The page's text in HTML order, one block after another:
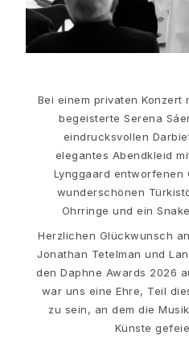
Filmfestival von Cannes edit
Sculpted Silhouettes edit
Geschenke zum
Geschenke für Ihn
Images_For Him
Kategorien
Armbänder
Anhänger
Schlüsselanhänger
Bei einem privaten
begeisterte Serena
eindrucksvollen
elegantes Abendkleid
Lynggaard entworfenen
wunderschönen
Ohrringe und ein
Herzlichen Glückwunsch
Jonathan Tetelman und
den Daphne Awards 2026
war uns eine Ehre, Teil
zu sein, an dem die
Künste